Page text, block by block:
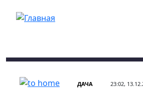
ДАЧА 23:02,